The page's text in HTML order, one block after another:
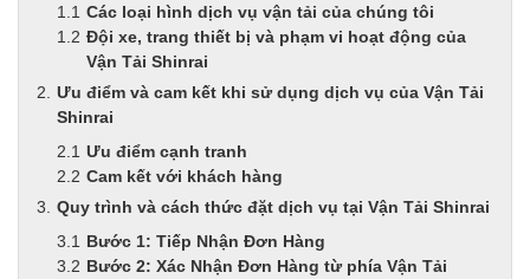
Các loại hình dịch vụ vận tải của chúng tôi
Đội xe, trang thiết bị và phạm vi hoạt động của
Vận Tải Shinrai
Ưu điểm và cam kết khi sử dụng dịch vụ của Vận Tải
Shinrai
Ưu điểm cạnh tranh
Cam kết với khách hàng
Quy trình và cách thức đặt dịch vụ tại Vận Tải Shinrai
Bước 1: Tiếp Nhận Đơn Hàng
Bước 2: Xác Nhận Đơn Hàng từ phía Vận Tải